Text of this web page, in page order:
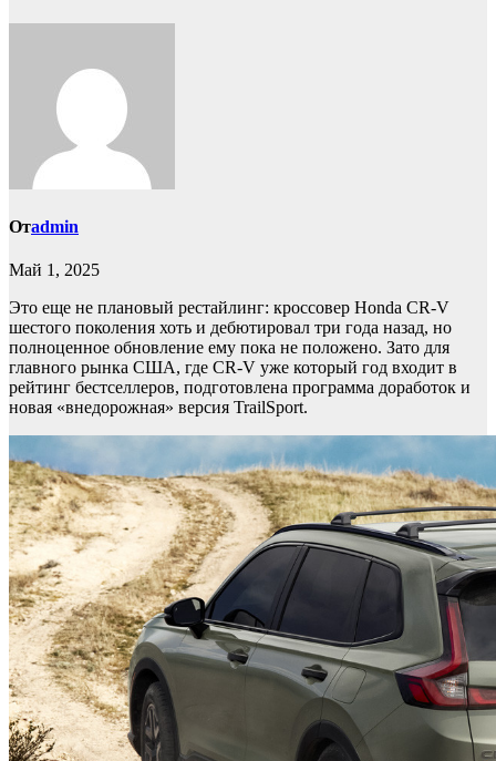
Отadmin
Май 1, 2025
Это еще не плановый рестайлинг: кроссовер Honda CR-V
шестого поколения хоть и дебютировал три года назад, но
полноценное обновление ему пока не положено. Зато для
главного рынка США, где CR-V уже который год входит в
рейтинг бестселлеров, подготовлена программа доработок и
новая «внедорожная» версия TrailSport.